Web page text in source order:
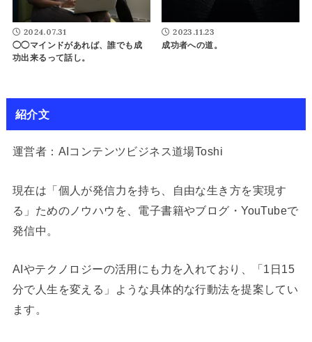
2024.07.31
◯◯マインドがあれば、誰でも成
功出来るって話し。
2023.11.23
成功者への道。
紹介文
運営者：AIコンテンツビジネス道場Toshi
現在は「個人が発信力を持ち、自由な生き方を実現す
る」ためのノウハウを、電子書籍やブログ・YouTubeで
発信中。
AIやテクノロジーの活用にも力を入れており、「1日15
分で人生を変える」ような具体的な行動法を提案してい
ます。